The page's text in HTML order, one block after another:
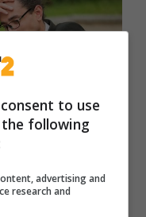
to use
following
advertising and
research and